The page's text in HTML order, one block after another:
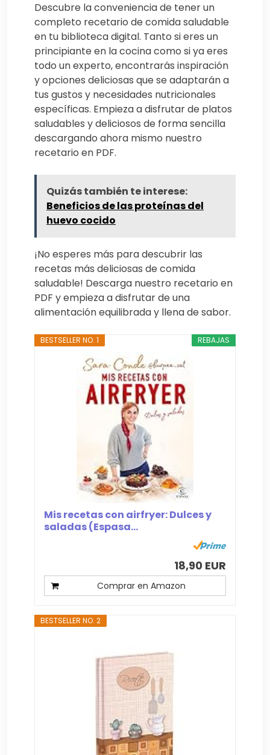
Descubre la conveniencia de tener un
completo recetario de comida saludable
en tu biblioteca digital. Tanto si eres un
principiante en la cocina como si ya eres
todo un experto, encontrarás inspiración
y opciones deliciosas que se adaptarán a
tus gustos y necesidades nutricionales
específicas. Empieza a disfrutar de platos
saludables y deliciosos de forma sencilla
descargando ahora mismo nuestro
recetario en PDF.
Quizás también te interese:
Beneficios de las proteínas del
huevo cocido
¡No esperes más para descubrir las
recetas más deliciosas de comida
saludable! Descarga nuestro recetario en
PDF y empieza a disfrutar de una
alimentación equilibrada y llena de sabor.
REBAJAS
BESTSELLER NO. 1
Mis recetas con airfryer: Dulces y
saladas (Espasa...
18,90 EUR
Comprar en Amazon
BESTSELLER NO. 2